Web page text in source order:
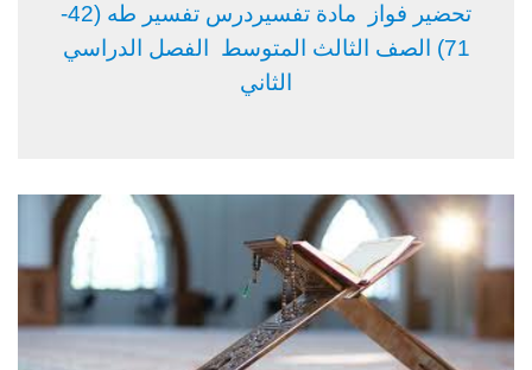
تحضير فواز مادة تفسيردرس تفسير طه (42-
71) الصف الثالث المتوسط الفصل الدراسي
الثاني